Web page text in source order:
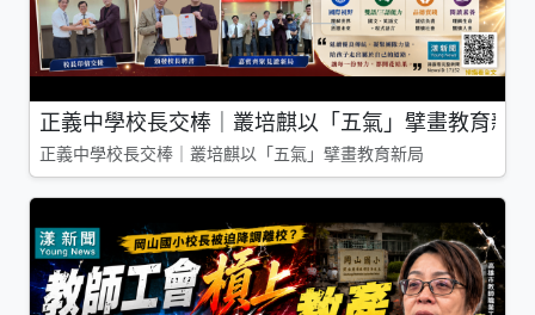
正義中學校長交棒｜叢培麒以「五氣」擘畫教育新局
正義中學校長交棒｜叢培麒以「五氣」擘畫教育新局